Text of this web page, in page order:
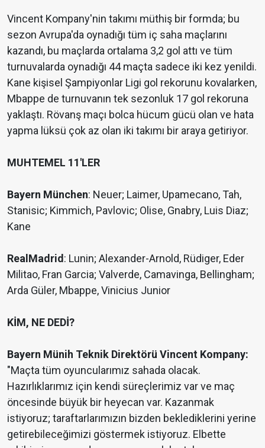
Vincent Kompany'nin takımı müthiş bir formda; bu
sezon Avrupa'da oynadığı tüm iç saha maçlarını
kazandı, bu maçlarda ortalama 3,2 gol attı ve tüm
turnuvalarda oynadığı 44 maçta sadece iki kez yenildi.
Kane kişisel Şampiyonlar Ligi gol rekorunu kovalarken,
Mbappe de turnuvanın tek sezonluk 17 gol rekoruna
yaklaştı. Rövanş maçı bolca hücum gücü olan ve hata
yapma lüksü çok az olan iki takımı bir araya getiriyor.
MUHTEMEL 11'LER
Bayern München: Neuer; Laimer, Upamecano, Tah,
Stanisic; Kimmich, Pavlovic; Olise, Gnabry, Luis Diaz;
Kane
RealMadrid: Lunin; Alexander-Arnold, Rüdiger, Eder
Militao, Fran Garcia; Valverde, Camavinga, Bellingham;
Arda Güler, Mbappe, Vinicius Junior
KİM, NE DEDİ?
Bayern Münih Teknik Direktörü Vincent Kompany:
"Maçta tüm oyuncularımız sahada olacak.
Hazırlıklarımız için kendi süreçlerimiz var ve maç
öncesinde büyük bir heyecan var. Kazanmak
istiyoruz; taraftarlarımızın bizden beklediklerini yerine
getirebileceğimizi göstermek istiyoruz. Elbette